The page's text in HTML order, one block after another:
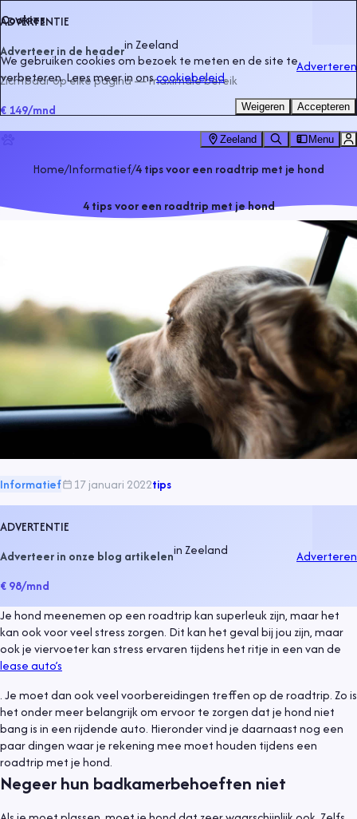
ADVERTENTIE
Adverteer in de headerinZeeland
Zichtbaar op elke pagina — maximale bereik
€ 149/mnd
Adverteren
Zeeland Menu
Home/Informatief/4 tips voor een roadtrip met je hond
4 tips voor een roadtrip met je hond
Informatief 17 januari 2022tips
ADVERTENTIE
Adverteer in onze blog artikeleninZeeland
€ 98/mnd
Adverteren
Je hond meenemen op een roadtrip kan superleuk zijn, maar het
kan ook voor veel stress zorgen. Dit kan het geval bij jou zijn, maar
ook je viervoeter kan stress ervaren tijdens het ritje in een van de
lease auto’s
. Je moet dan ook veel voorbereidingen treffen op de roadtrip. Zo is
het onder meer belangrijk om ervoor te zorgen dat je hond niet
bang is in een rijdende auto. Hieronder vind je daarnaast nog een
paar dingen waar je rekening mee moet houden tijdens een
roadtrip met je hond.
Negeer hun badkamerbehoeften niet
Cookies
We gebruiken cookies om bezoek te meten en de site te
verbeteren. Lees meer in onscookiebeleid.
Weigeren Accepteren